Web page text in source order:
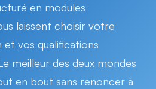
en modules
laissent choisir votre
vos qualifications
meilleur des deux mondes
en bout sans renoncer à